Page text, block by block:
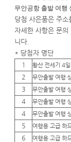
무안공항 출발 여행
당첨 사은품은 주소
자세한 사항은 문
니다.
* 당첨자 명단
1 황산 전세기 4
2
무안출발 여행
3
무안출발 여행
4
무안출발 여행
4
무안출발 여행
5
여행용 고급 하
6
여행용 고급 하